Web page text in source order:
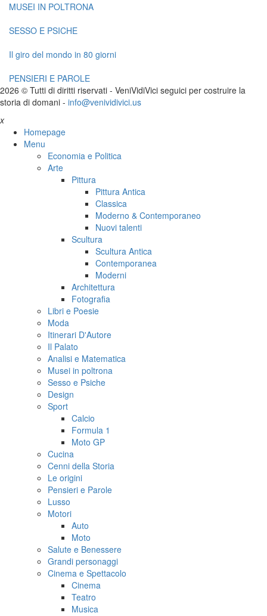
MUSEI IN POLTRONA
SESSO E PSICHE
Il giro del mondo in 80 giorni
PENSIERI E PAROLE
2026 © Tutti di diritti riservati - VeniVidiVici seguici per costruire la
storia di domani - info@venividivici.us
x
Homepage
Menu
Economia e Politica
Arte
Pittura
Pittura Antica
Classica
Moderno & Contemporaneo
Nuovi talenti
Scultura
Scultura Antica
Contemporanea
Moderni
Architettura
Fotografia
Libri e Poesie
Moda
Itinerari D'Autore
Il Palato
Analisi e Matematica
Musei in poltrona
Sesso e Psiche
Design
Sport
Calcio
Formula 1
Moto GP
Cucina
Cenni della Storia
Le origini
Pensieri e Parole
Lusso
Motori
Auto
Moto
Salute e Benessere
Grandi personaggi
Cinema e Spettacolo
Cinema
Teatro
Musica